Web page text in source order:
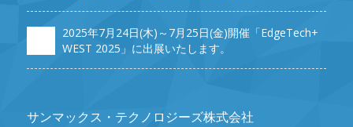
2025年7月24日(木)～7月25日(金)開催「EdgeTech+
WEST 2025」に出展いたします。
サンマックス・テクノロジーズ株式会社